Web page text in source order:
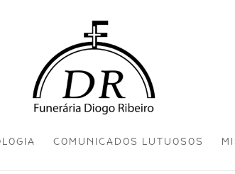
COMUNICADOS LUTUOSOS